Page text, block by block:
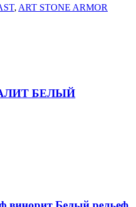
, ART STONE ARMOR
БЕЛЫЙ